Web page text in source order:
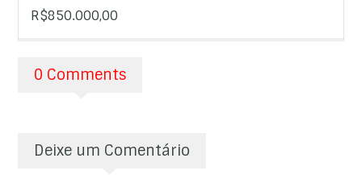
R$850.000,00
0 Comments
Deixe um Comentário